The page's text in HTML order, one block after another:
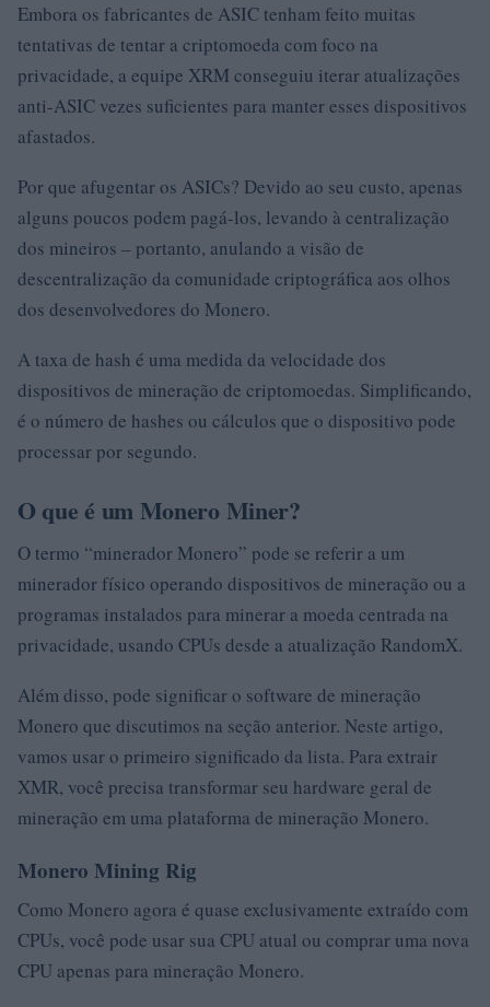
Embora os fabricantes de ASIC tenham feito muitas
tentativas de tentar a criptomoeda com foco na
privacidade, a equipe XRM conseguiu iterar atualizações
anti-ASIC vezes suficientes para manter esses dispositivos
afastados.
Por que afugentar os ASICs? Devido ao seu custo, apenas
alguns poucos podem pagá-los, levando à centralização
dos mineiros – portanto, anulando a visão de
descentralização da comunidade criptográfica aos olhos
dos desenvolvedores do Monero.
A taxa de hash é uma medida da velocidade dos
dispositivos de mineração de criptomoedas. Simplificando,
é o número de hashes ou cálculos que o dispositivo pode
processar por segundo.
O que é um Monero Miner?
O termo “minerador Monero” pode se referir a um
minerador físico operando dispositivos de mineração ou a
programas instalados para minerar a moeda centrada na
privacidade, usando CPUs desde a atualização RandomX.
Além disso, pode significar o software de mineração
Monero que discutimos na seção anterior. Neste artigo,
vamos usar o primeiro significado da lista. Para extrair
XMR, você precisa transformar seu hardware geral de
mineração em uma plataforma de mineração Monero.
Monero Mining Rig
Como Monero agora é quase exclusivamente extraído com
CPUs, você pode usar sua CPU atual ou comprar uma nova
CPU apenas para mineração Monero.